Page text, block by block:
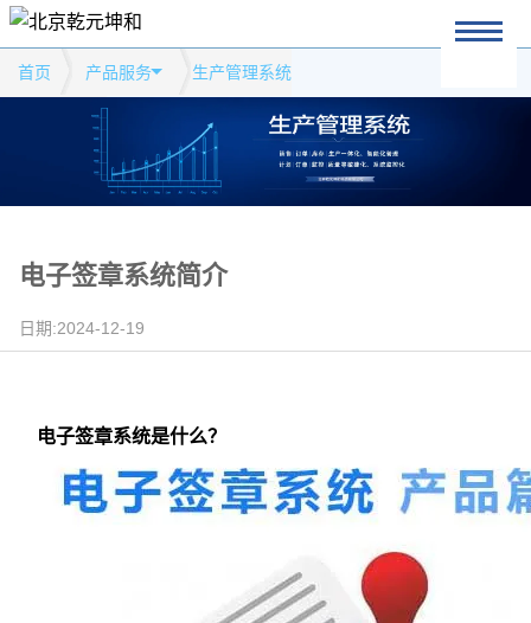
首页 产品服务 生产管理系统
电子签章系统简介
日期:2024-12-19
电子签章系统是什么？